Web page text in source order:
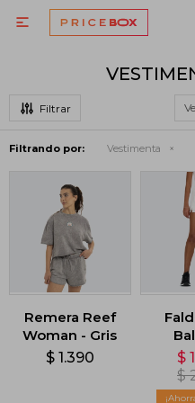

Filtrando por: Vestimenta
Remera Reef
Woman - Gris
$ 1.390 $
$